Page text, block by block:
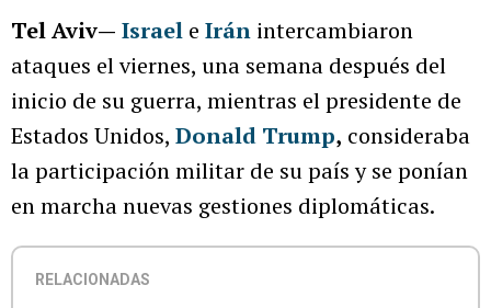
Tel Aviv— Israel e Irán intercambiaron
ataques el viernes, una semana después del
inicio de su guerra, mientras el presidente de
Estados Unidos, Donald Trump, consideraba
la participación militar de su país y se ponían
en marcha nuevas gestiones diplomáticas.
RELACIONADAS